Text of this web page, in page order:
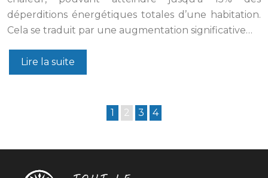
déperditions énergétiques totales d’une habitation.
Cela se traduit par une augmentation significative…
Lire la suite
1 2 3 4